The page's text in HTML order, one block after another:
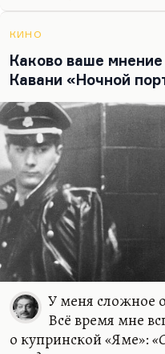
как…
КИНО
Каково ваше
Кавани «Ночной
У меня сложное
Всё время мне
о купринской «Яме»: